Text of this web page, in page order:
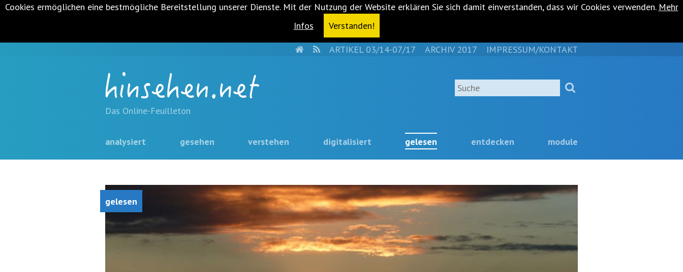
Cookies ermöglichen eine bestmögliche Bereitstellung unserer Dienste. Mit der Nutzung der Website erklären Sie sich damit einverstanden, dass wir Cookies verwenden. Mehr
Infos
Verstanden!
Navigation
HOMERSSARTIKEL 03/14-07/17 ARCHIV 2017 IMPRESSUM/KONTAKT
Suche
Das Online-Feuilleton
Hauptnavigation
navigation
analysiert gesehen verstehen digitalisiert gelesen entdecken module
gelesen